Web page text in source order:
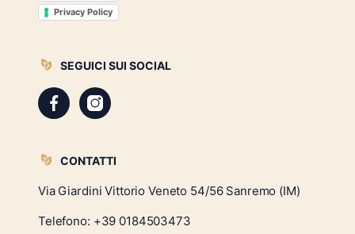
Privacy Policy
SEGUICI SUI SOCIAL
CONTATTI
Via Giardini Vittorio Veneto 54/56 Sanremo (IM)
Telefono: +39 0184503473